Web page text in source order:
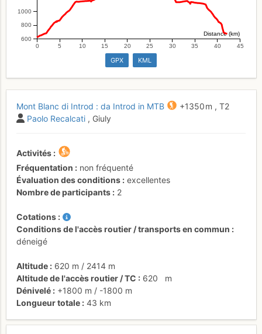
600
800
1000
0 5 10 15 20 25 30 35 40 45
Distance (km)
GPX KML
Mont Blanc di Introd : da Introd in MTB +1350 m , T2
Paolo Recalcati , Giuly
Activités
Fréquentation
non fréquenté
Évaluation des conditions
excellentes
Nombre de participants
2
Cotations
Conditions de l'accès routier / transports en commun
déneigé
Altitude 620 m / 2414 m
Altitude de l'accès routier / TC
620
m
Dénivelé
+1800 m / -1800 m
Longueur totale
43 km